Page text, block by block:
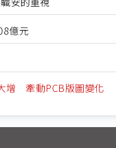
億元
增 牽動PCB版圖變化